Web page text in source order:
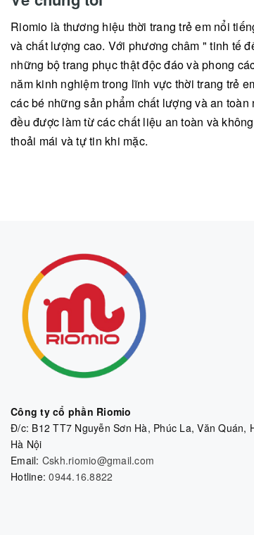
Riomio là thương hiệu thời trang trẻ em nổi
và chất lượng cao. Với phương châm " tinh tế
những bộ trang phục thật độc đáo và phong
năm kinh nghiệm trong lĩnh vực thời trang trẻ
các bé những sản phẩm chất lượng và an
đều được làm từ các chất liệu an toàn và
thoải mái và tự tin khi mặc.
Công ty cổ phần Riomio
Đ/c: B12 TT7 Nguyễn Sơn Hà, Phúc La, Văn Quán,
Hà Nội
Email: Cskh.riomio@gmail.com
Hotline:0944.16.8822